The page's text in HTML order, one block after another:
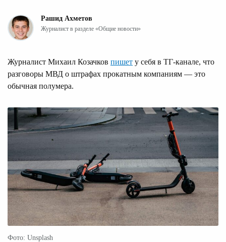
Рашид Ахметов
Журналист в разделе «Общие новости»
Журналист Михаил Козачков пишет у себя в ТГ-канале, что
разговоры МВД о штрафах прокатным компаниям — это
обычная полумера.
Фото: Unsplash